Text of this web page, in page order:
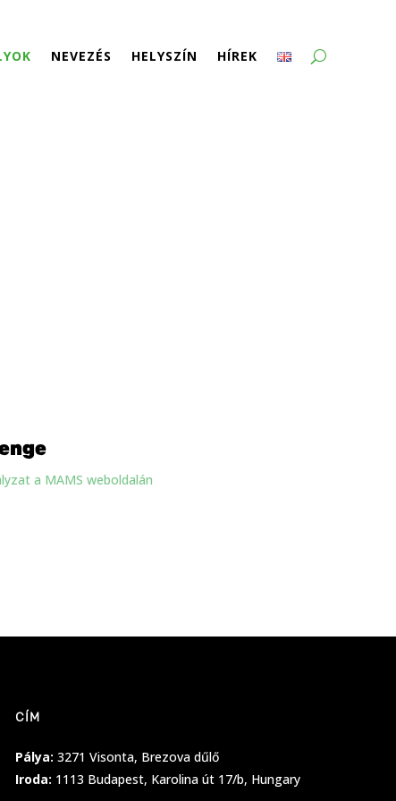
NEVEZÉS HELYSZÍN HÍREK
a MAMS weboldalán
CÍM
Pálya: 3271 Visonta, Brezova dűlő
Iroda: 1113 Budapest, Karolina út 17/b, Hungary